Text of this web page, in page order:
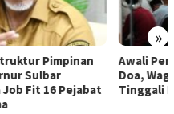
»
Awali Penghunian dengan
Doa, Wagub Sulbar Resmi
Tinggali Rujab Hasil Renovasi